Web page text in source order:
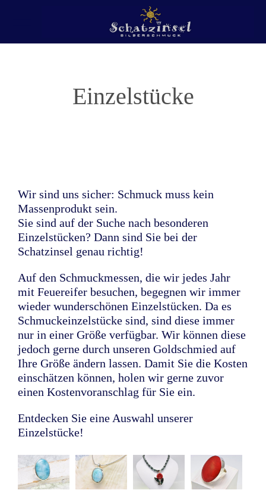
Einzelstücke
Wir sind uns sicher: Schmuck muss kein
Massenprodukt sein.
Sie sind auf der Suche nach besonderen
Einzelstücken? Dann sind Sie bei der
Schatzinsel genau richtig!
Auf den Schmuckmessen, die wir jedes Jahr
mit Feuereifer besuchen, begegnen wir immer
wieder wunderschönen Einzelstücken. Da es
Schmuckeinzelstücke sind, sind diese immer
nur in einer Größe verfügbar. Wir können diese
jedoch gerne durch unseren Goldschmied auf
Ihre Größe ändern lassen. Damit Sie die Kosten
einschätzen können, holen wir gerne zuvor
einen Kostenvoranschlag für Sie ein.
Entdecken Sie eine Auswahl unserer
Einzelstücke!